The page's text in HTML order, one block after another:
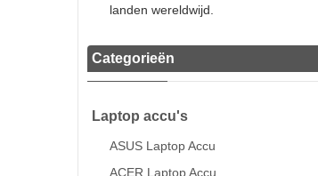
landen wereldwijd.
Categorieën
Laptop accu's
ASUS Laptop Accu
ACER Laptop Accu